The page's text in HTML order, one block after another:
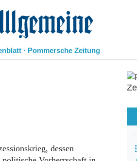
· Pommersche Zeitung
dessen